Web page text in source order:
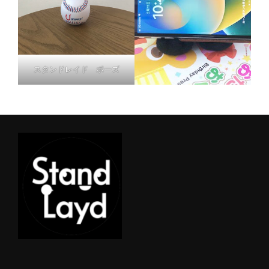
スタンドレイド ポーズ